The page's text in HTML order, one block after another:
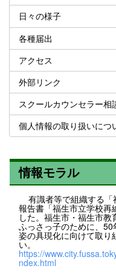
日々の様子
各種届出
アクセス
外部リンク
スクールカウンセラー相
個人情報の取り扱いにつ
情報モラル
有識者等で組織する「
報告書「福生市立学校再
した。福生市・福生市
ふっさっ子のために、
姿の具現化に向けて取り
い。
https://
ndex.html